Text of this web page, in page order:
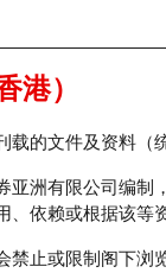
指数产品 轮证市
港）
载的文件及资料（
亚洲有限公司编制
、依赖或根据该等
禁止或限制阁下浏
析仪